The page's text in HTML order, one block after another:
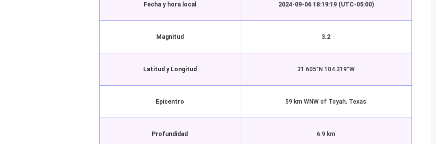
Fecha y hora local 2024-09-06 18:19:19 (UTC-05:00)
Magnitud 3.2
Latitud y Longitud 31.605°N 104.319°W
Epicentro 59 km WNW of Toyah, Texas
Profundidad 6.9 km